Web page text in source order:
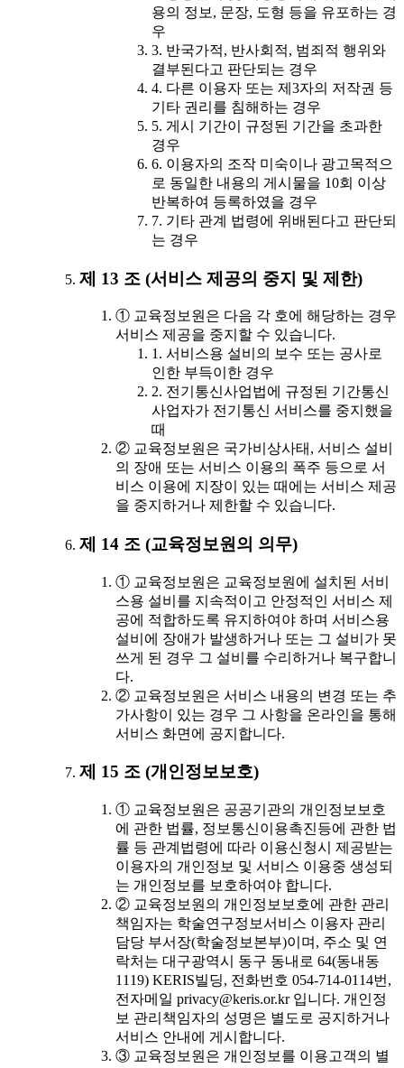
용의 정보, 문장, 도형 등을 유포하는 경
우
3. 반국가적, 반사회적, 범죄적 행위와
결부된다고 판단되는 경우
4. 다른 이용자 또는 제3자의 저작권 등
기타 권리를 침해하는 경우
5. 게시 기간이 규정된 기간을 초과한
경우
6. 이용자의 조작 미숙이나 광고목적으
로 동일한 내용의 게시물을 10회 이상
반복하여 등록하였을 경우
7. 기타 관계 법령에 위배된다고 판단되
는 경우
제 13 조 (서비스 제공의 중지 및 제한)
① 교육정보원은 다음 각 호에 해당하는 경우
서비스 제공을 중지할 수 있습니다.
1. 서비스용 설비의 보수 또는 공사로
인한 부득이한 경우
2. 전기통신사업법에 규정된 기간통신
사업자가 전기통신 서비스를 중지했을
때
② 교육정보원은 국가비상사태, 서비스 설비
의 장애 또는 서비스 이용의 폭주 등으로 서
비스 이용에 지장이 있는 때에는 서비스 제공
을 중지하거나 제한할 수 있습니다.
제 14 조 (교육정보원의 의무)
① 교육정보원은 교육정보원에 설치된 서비
스용 설비를 지속적이고 안정적인 서비스 제
공에 적합하도록 유지하여야 하며 서비스용
설비에 장애가 발생하거나 또는 그 설비가 못
쓰게 된 경우 그 설비를 수리하거나 복구합니
다.
② 교육정보원은 서비스 내용의 변경 또는 추
가사항이 있는 경우 그 사항을 온라인을 통해
서비스 화면에 공지합니다.
제 15 조 (개인정보보호)
① 교육정보원은 공공기관의 개인정보보호
에 관한 법률, 정보통신이용촉진등에 관한 법
률 등 관계법령에 따라 이용신청시 제공받는
이용자의 개인정보 및 서비스 이용중 생성되
는 개인정보를 보호하여야 합니다.
② 교육정보원의 개인정보보호에 관한 관리
책임자는 학술연구정보서비스 이용자 관리
담당 부서장(학술정보본부)이며, 주소 및 연
락처는 대구광역시 동구 동내로 64(동내동
1119) KERIS빌딩, 전화번호 054-714-0114번,
전자메일 privacy@keris.or.kr 입니다. 개인정
보 관리책임자의 성명은 별도로 공지하거나
서비스 안내에 게시합니다.
③ 교육정보원은 개인정보를 이용고객의 별